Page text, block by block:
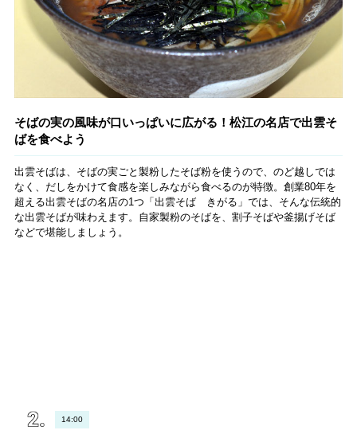
そばの実の風味が口いっぱいに広がる！松江の名店で出雲そ
ばを食べよう
出雲そばは、そばの実ごと製粉したそば粉を使うので、のど越しでは
なく、だしをかけて食感を楽しみながら食べるのが特徴。創業80年を
超える出雲そばの名店の1つ「出雲そば きがる」では、そんな伝統的
な出雲そばが味わえます。自家製粉のそばを、割子そばや釜揚げそば
などで堪能しましょう。
14:00